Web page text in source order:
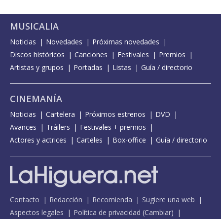
MUSICALIA
Noticias Novedades
Próximas novedades
Discos históricos
Canciones Festivales
Premios
Artistas y grupos
Portadas Listas Guía / directorio
CINEMANÍA
Noticias Cartelera Próximos estrenos
DVD
Avances
Tráilers
Festivales + premios
Actores y actrices
Carteles Box-office Guía / directorio
Contacto Redacción Recomienda
Sugiere una web
Aspectos legales
Política de privacidad (Cambiar)